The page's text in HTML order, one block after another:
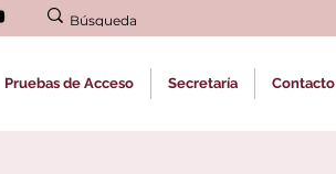
Pruebas de Acceso Secretaría Contacto